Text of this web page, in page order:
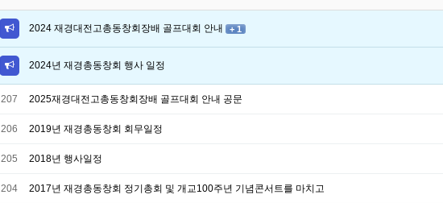
2024 재경대전고총동창회장배 골프대회 안내 + 1
2024년 재경총동창회 행사 일정
207 2025재경대전고총동창회장배 골프대회 안내 공문
206 2019년 재경총동창회 회무일정
205 2018년 행사일정
204 2017년 재경총동창회 정기총회 및 개교100주년 기념콘서트를 마치고